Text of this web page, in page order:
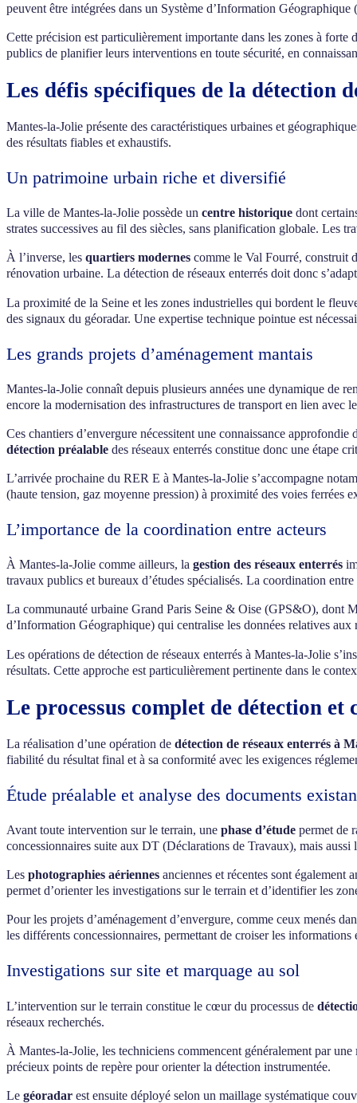
peuvent être intégrées dans un Système d’Information
Cette précision est particulièrement importante dans les zones à
publics de planifier leurs interventions en toute sécurité, en
Les défis spécifiques de la détection
Mantes-la-Jolie présente des caractéristiques urbaines et
des résultats fiables et exhaustifs.
Un patrimoine urbain riche et diversifié
La ville de Mantes-la-Jolie possède un centre historique dont
strates successives au fil des siècles, sans planification globale. Les
À l’inverse, les quartiers modernes comme le Val Fourré, construit
rénovation urbaine. La détection de réseaux enterrés doit donc
La proximité de la Seine et les zones industrielles qui bordent le
des signaux du géoradar. Une expertise technique pointue est
Les grands projets d’aménagement mantais
Mantes-la-Jolie connaît depuis plusieurs années une dynamique de
encore la modernisation des infrastructures de transport en lien avec
Ces chantiers d’envergure nécessitent une connaissance
détection préalable des réseaux enterrés constitue donc une étape
L’arrivée prochaine du RER E à Mantes-la-Jolie s’accompagne
(haute tension, gaz moyenne pression) à proximité des voies ferrées
L’importance de la coordination entre acteurs
À Mantes-la-Jolie comme ailleurs, la gestion des réseaux enterrés
travaux publics et bureaux d’études spécialisés. La coordination
La communauté urbaine Grand Paris Seine & Oise (GPS&O), dont
d’Information Géographique) qui centralise les données relatives
Les opérations de détection de réseaux enterrés à Mantes-la-Jolie
résultats. Cette approche est particulièrement pertinente dans le
Le processus complet de détection
La réalisation d’une opération de détection de réseaux enterrés à
fiabilité du résultat final et à sa conformité avec les exigences
Étude préalable et analyse des documents
Avant toute intervention sur le terrain, une phase d’étude permet de
concessionnaires suite aux DT (Déclarations de Travaux), mais
Les photographies aériennes anciennes et récentes sont également
permet d’orienter les investigations sur le terrain et d’identifier les
Pour les projets d’aménagement d’envergure, comme ceux menés
les différents concessionnaires, permettant de croiser les
Investigations sur site et marquage au sol
L’intervention sur le terrain constitue le cœur du processus de
réseaux recherchés.
À Mantes-la-Jolie, les techniciens commencent généralement par une
précieux points de repère pour orienter la détection instrumentée.
Le géoradar est ensuite déployé selon un maillage systématique